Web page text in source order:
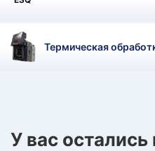
Термическая
У вас